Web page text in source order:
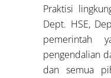
Praktisi
Dept. HSE,
pemerintah
pengendalian
dan semua